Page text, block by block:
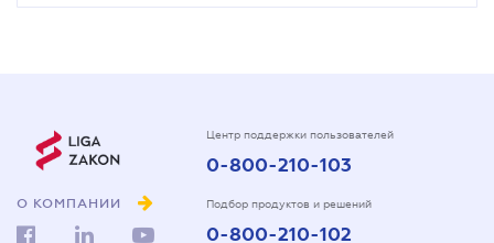
О КОМПАНИИ
Центр поддержки пользователей
0-800-210-103
Подбор продуктов и решений
0-800-210-102